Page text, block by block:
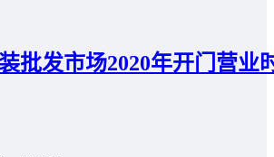
批发市场2020年开门营业